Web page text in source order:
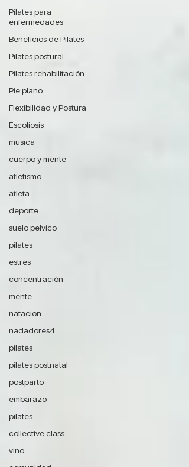
Pilates para
enfermedades
Beneficios de Pilates
Pilates postural
Pilates rehabilitación
Pie plano
Flexibilidad y Postura
Escoliosis
musica
cuerpo y mente
atletismo
atleta
deporte
suelo pelvico
pilates
estrés
concentración
mente
natacion
nadadores4
pilates
pilates postnatal
postparto
embarazo
pilates
collective class
vino